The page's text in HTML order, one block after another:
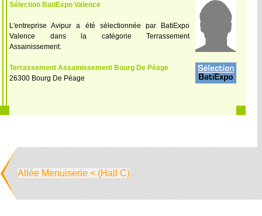
Sélection BatiExpo Valence
L'entreprise Avipur a été sélectionnée par BatiExpo
Valence dans la catégorie Terrassement
Assainissement.
Terrassement Assainissement Bourg De Péage
26300 Bourg De Péage
Allée Menuiserie < (Hall C)